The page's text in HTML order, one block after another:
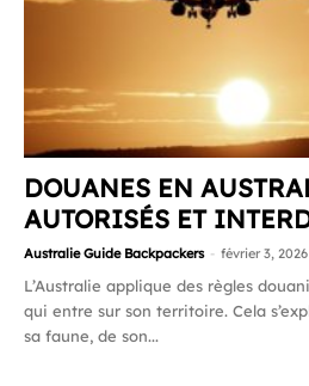
DOUANES EN
AUTORISÉS ET
Australie Guide Backpackers - février 3, 2026
L’Australie applique des règles
qui entre sur son territoire. Cela
sa faune, de son...